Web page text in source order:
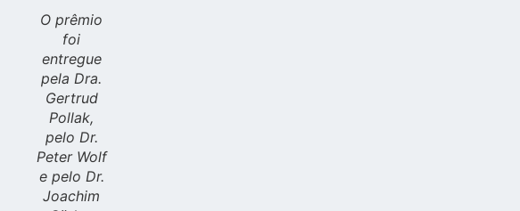
O prêmio
foi
entregue
pela Dra.
Gertrud
Pollak,
pelo Dr.
Peter Wolf
e pelo Dr.
Joachim